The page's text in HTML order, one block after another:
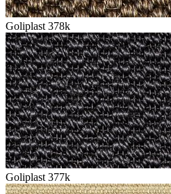
Goliplast 378k
Goliplast 377k